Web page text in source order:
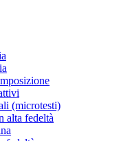
(microtesti)
alta fedeltà